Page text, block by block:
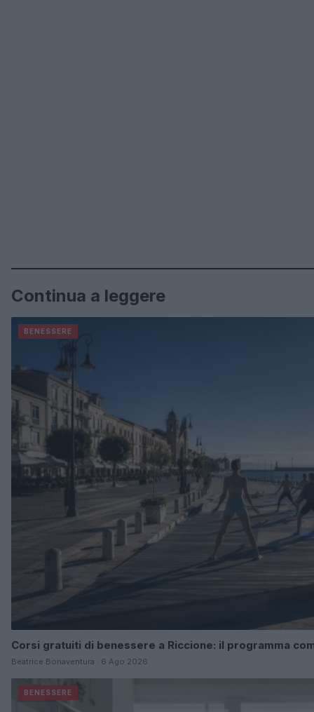
Continua a leggere
BENESSERE
Corsi gratuiti di benessere a Riccione: il programma
Beatrice Bonaventura · 6 Ago 2026
BENESSERE